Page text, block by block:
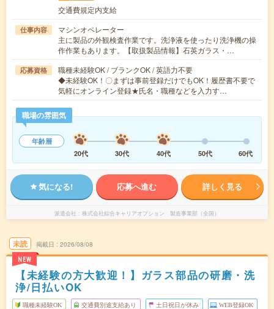
交通費規定内支給
仕事内容
マシンオペレーター
主に製品の外観検査作業です。洗浄液を使ったり洗浄機の操
作作業もあります。【取扱製品情報】石英ガラス・…
応募資格
職種未経験OK / ブランクOK / 英語力不要
◆未経験OK！〇まずは事前登録だけでもOK！履歴書不要で
気軽にオンライン登録★氏名・職種などを入力す…
職場の雰囲気
年齢層
20代
30代 40代 50代 60代
気になる! 応募へ進む 詳しく見る
派遣会社 株式会社綜合キャリアオプション 製造事業部（全国）
未読
NEW
掲載日 2026/08/08
【未経験の方大歓迎！】ガラス部品の研磨・洗
浄/日払いOK
職種未経験OK 交通費別途支給あり 土日祝日が休み WEB登録OK